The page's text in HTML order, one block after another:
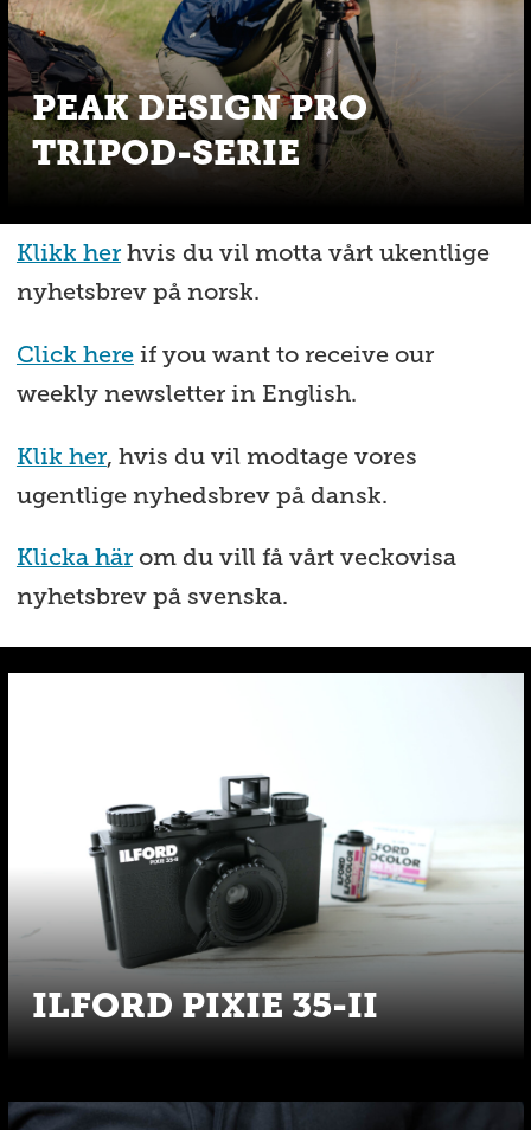
PEAK DESIGN PRO
TRIPOD-SERIE
Klikk herhvis du vil motta vårt ukentlige
nyhetsbrev på norsk.
Click hereif you want to receive our
weekly newsletter in English.
Klik her, hvis du vil modtage vores
ugentlige nyhedsbrev på dansk.
Klicka härom du vill få vårt veckovisa
nyhetsbrev på svenska.
ILFORD PIXIE 35-II